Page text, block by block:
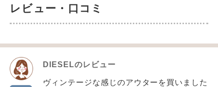
レビュー・口コミ
DIESELのレビュー
ヴィンテージな感じのアウターを買いました